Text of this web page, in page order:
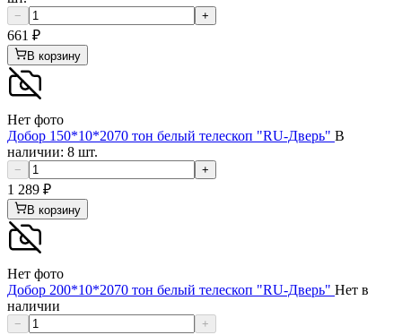
− +
661 ₽
В корзину
Нет фото
Добор 150*10*2070 тон белый телескоп "RU-Дверь" В
наличии: 8 шт.
− +
1 289 ₽
В корзину
Нет фото
Добор 200*10*2070 тон белый телескоп "RU-Дверь" Нет в
наличии
− +